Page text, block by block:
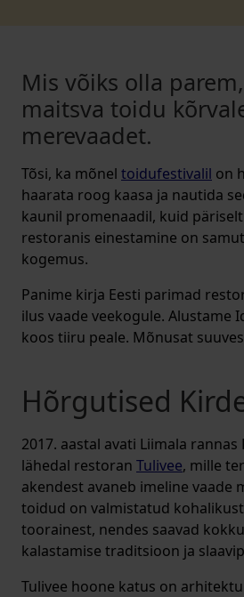
Mis võiks olla
maitsva toidu
merevaadet.
Tõsi, ka mõnel toidufestivalil on
haarata roog kaasa ja nautida
kaunil promenaadil, kuid
restoranis einestamine on
kogemus.
Panime kirja Eesti parimad
ilus vaade veekogule. Alustame
koos tiiru peale. Mõnusat
Hõrgutised
2017. aastal avati Liimala
lähedal restoran Tulivee, mille
akendest avaneb imeline vaade
toidud on valmistatud
toorainest, nendes saavad
kalastamise traditsioon ja
Tulivee hoone katus on